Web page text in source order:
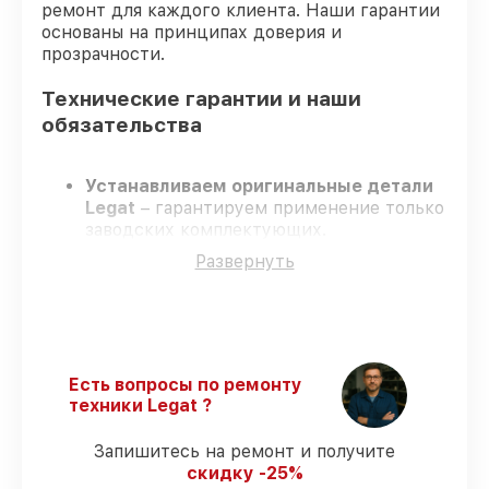
ремонт для каждого клиента. Наши гарантии
основаны на принципах доверия и
прозрачности.
Технические гарантии и наши
обязательства
Устанавливаем оригинальные детали
Legat – гарантируем применение только
заводских комплектующих.
Сертифицированные мастера
проходят строгий отбор, что
ремонт тепловизора Legat 3F54 Gen.2
строго по договоренности.
Поддержка после ремонта – все
ремонтные услуги и комплектующие
защищены сервисной гарантией.
Развернуть
Есть вопросы по ремонту
техники Legat ?
Запишитесь на ремонт и получите
скидку -25%